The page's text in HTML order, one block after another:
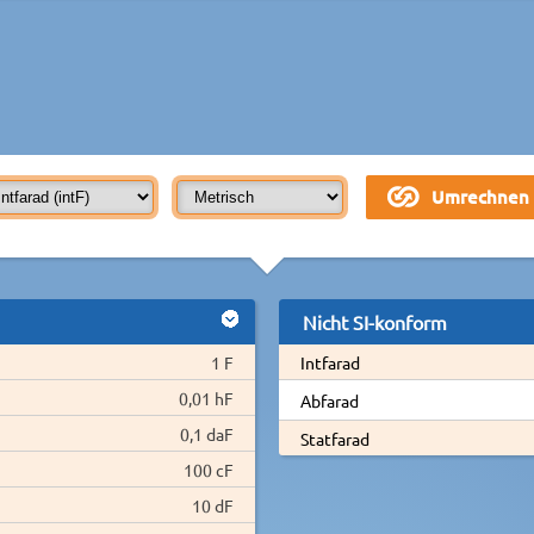
1 F
0,01 hF
0,1 daF
100 cF
10 dF
Nicht SI-konform
Intfarad
Abfarad
Statfarad